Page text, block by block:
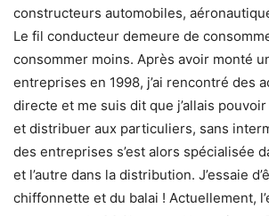
constructeurs automobiles,
Le fil conducteur demeure de
consommer moins. Après avoir monté
entreprises en 1998, j’ai rencontré des
directe et me suis dit que j’allais
et distribuer aux particuliers, sans
des entreprises s’est alors spécialisée
et l’autre dans la distribution. J’essaie
chiffonnette et du balai ! Actuellement,